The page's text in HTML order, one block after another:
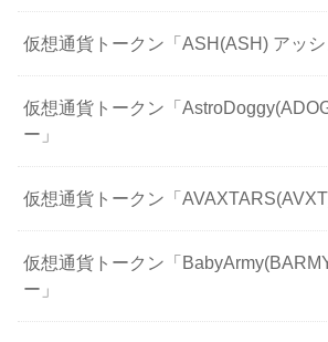
仮想通貨トークン「ASH(ASH) アッシ
仮想通貨トークン「
ー」
仮想通貨トークン「AVAXTARS(AVXT)
仮想通貨トークン「
ー」